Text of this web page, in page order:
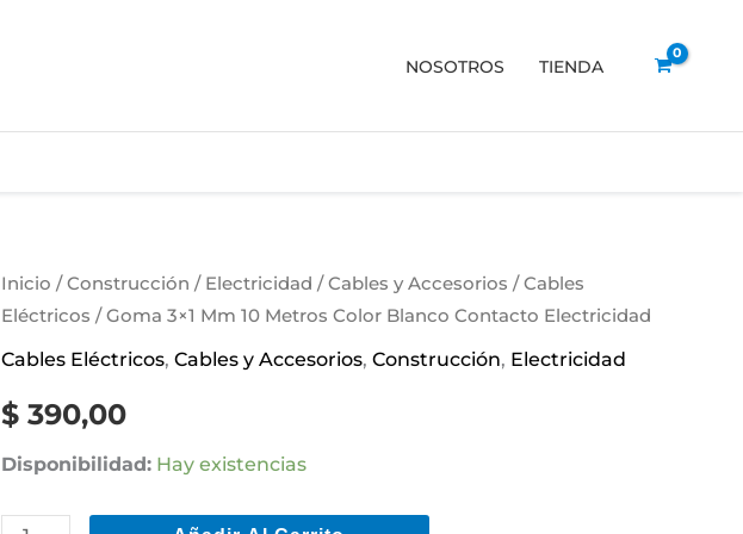
NOSOTROS TIENDA
Inicio /Construcción / Electricidad /Cables y Accesorios /Cables
Eléctricos / Goma 3×1 Mm 10 Metros Color Blanco Contacto Electricidad
Cables Eléctricos, Cables y Accesorios, Construcción, Electricidad
$390,00
Disponibilidad: Hay existencias
Goma
3x1
Mm
Metros
Color
Contacto